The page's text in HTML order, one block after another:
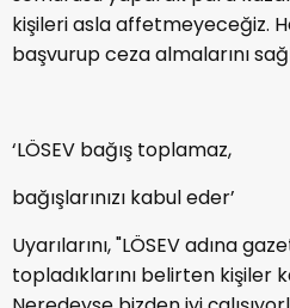
kişileri asla affetmeyeceğiz.
başvurup ceza almalarını
‘LÖSEV bağış toplamaz,
bağışlarınızı kabul eder’
Uyarılarını, "LÖSEV adına
topladıklarını belirten kişiler